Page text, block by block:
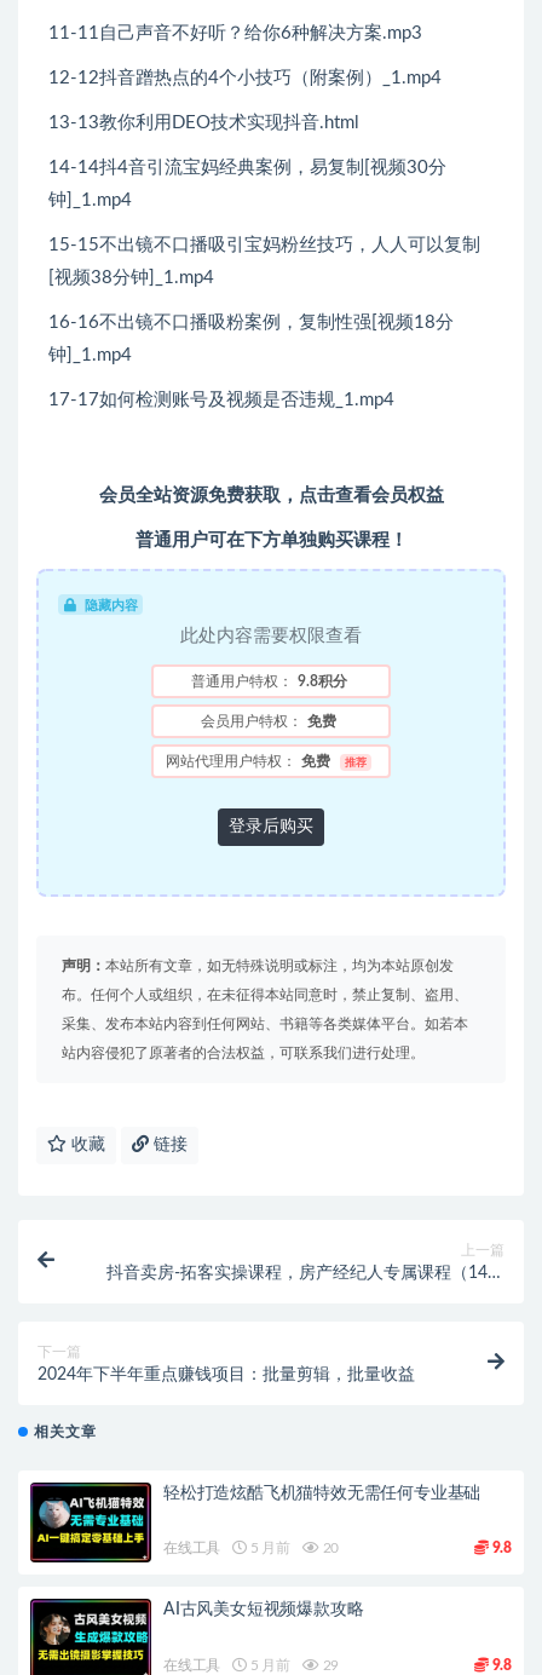
11-11自己声音不好听？给你6种解决方案.mp3
12-12抖音蹭热点的4个小技巧（附案例）_1.mp4
13-13教你利用DEO技术实现抖音.html
14-14抖4音引流宝妈经典案例，易复制[视频30分
钟]_1.mp4
15-15不出镜不口播吸引宝妈粉丝技巧，人人可以复制
[视频38分钟]_1.mp4
16-16不出镜不口播吸粉案例，复制性强[视频18分
钟]_1.mp4
17-17如何检测账号及视频是否违规_1.mp4
会员全站资源免费获取， 点击查看会员权益
普通用户可在下方单独购买课程！
隐藏内容
此处内容需要权限查看
普通用户特权： 9.8积分
会员用户特权： 免费
网站代理用户特权： 免费 推荐
登录后购买
声明： 本站所有文章，如无特殊说明或标注，均为本站原创发
布。任何个人或组织，在未征得本站同意时，禁止复制、盗用、
采集、发布本站内容到任何网站、书籍等各类媒体平台。如若本
站内容侵犯了原著者的合法权益，可联系我们进行处理。
收藏 链接
上一篇
抖音卖房-拓客实操课程，房产经纪人专属课程（14节
下一篇
2024年下半年重点赚钱项目：批量剪辑，批量收益
相关文章
轻松打造炫酷飞机猫特效无需任何专业基础
在线工具 5 月前 20 9.8
AI古风美女短视频爆款攻略
在线工具 5 月前 29 9.8